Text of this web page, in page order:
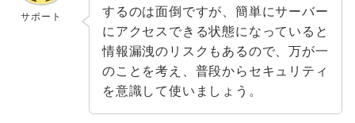
サポート
するのは面倒ですが、簡単にサーバー
にアクセスできる状態になっていると
情報漏洩のリスクもあるので、万が一
のことを考え、普段からセキュリティ
を意識して使いましょう。